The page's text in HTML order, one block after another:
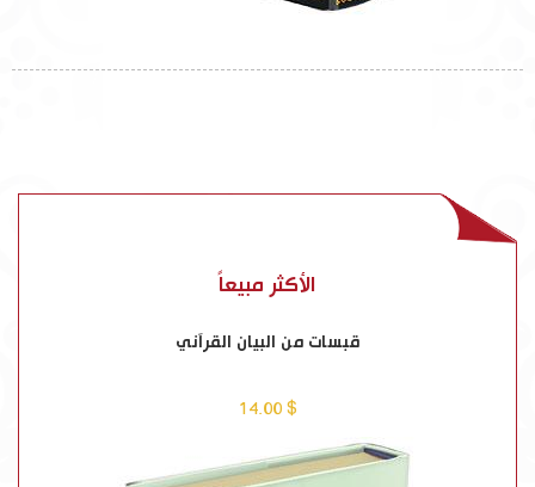
الأكثر مبيعاً
قبسات من البيان القرآني
$ 14.00